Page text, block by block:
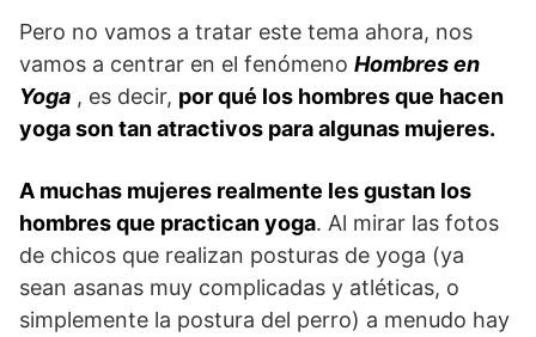
Pero no vamos a tratar este tema ahora, nos
vamos a centrar en el fenómeno Hombres en
Yoga , es decir, por qué los hombres que hacen
yoga son tan atractivos para algunas mujeres.
A muchas mujeres realmente les gustan los
hombres que practican yoga. Al mirar las fotos
de chicos que realizan posturas de yoga (ya
sean asanas muy complicadas y atléticas, o
simplemente la postura del perro) a menudo hay